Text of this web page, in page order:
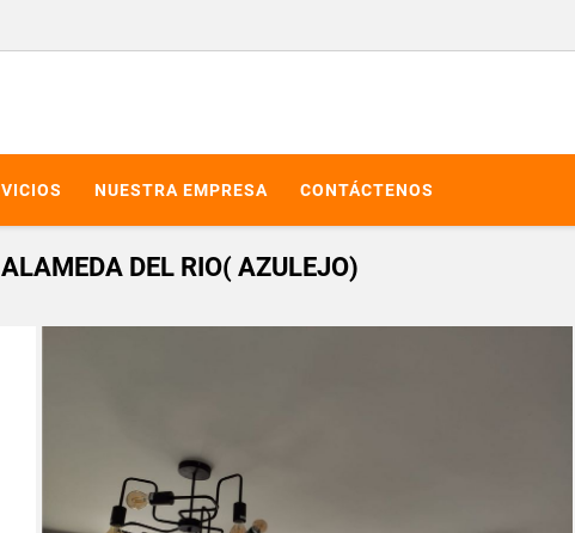
NUESTRA EMPRESA CONTÁCTENOS
DEL RIO( AZULEJO)